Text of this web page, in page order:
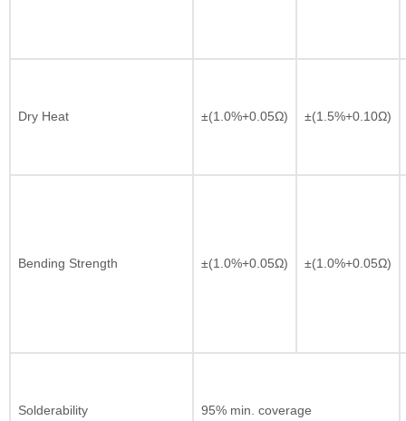
Dry Heat ±(1.0%+0.05Ω) ±(1.5%+0.10Ω)
Bending Strength ±(1.0%+0.05Ω) ±(1.0%+0.05Ω)
Solderability 95% min. coverage